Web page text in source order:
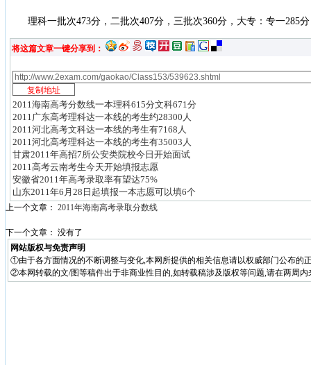
理科一批次473分，二批次407分，三批次360分，大专：专一285分
将这篇文章一键分享到：
2011海南高考分数线一本理科615分文科671分
2011广东高考理科达一本线的考生约28300人
2011河北高考文科达一本线的考生有7168人
2011河北高考理科达一本线的考生有35003人
甘肃2011年高招7所公安类院校今日开始面试
2011高考云南考生今天开始填报志愿
安徽省2011年高考录取率有望达75%
山东2011年6月28日起填报一本志愿可以填6个
上一个文章： 2011年海南高考录取分数线
下一个文章： 没有了
网站版权与免责声明
①由于各方面情况的不断调整与变化,本网所提供的相关信息请以权威部门公布的
②本网转载的文/图等稿件出于非商业性目的,如转载稿涉及版权等问题,请在两周内